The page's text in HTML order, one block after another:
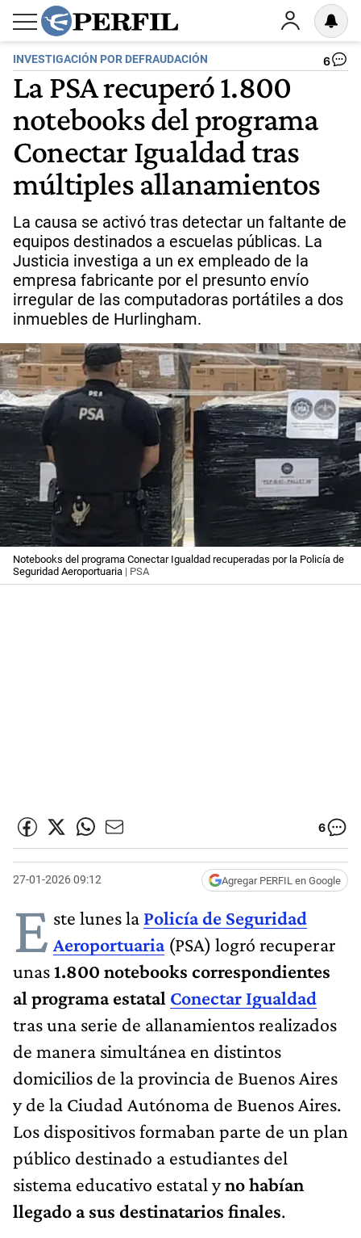
INVESTIGACIÓN POR DEFRAUDACIÓN 6
La PSA recuperó 1.800
notebooks del programa
Conectar Igualdad tras
múltiples allanamientos
La causa se activó tras detectar un faltante de
equipos destinados a escuelas públicas. La
Justicia investiga a un ex empleado de la
empresa fabricante por el presunto envío
irregular de las computadoras portátiles a dos
inmuebles de Hurlingham.
Notebooks del programa Conectar Igualdad recuperadas por la Policía de
Seguridad Aeroportuaria | PSA
6
27-01-2026 09:12 Agregar PERFIL en Google
E ste lunes la Policía de Seguridad
Aeroportuaria(PSA) logró recuperar
unas1.800 notebooks correspondientes
al programa estatal Conectar Igualdad
tras una serie de allanamientos realizados
de manera simultánea en distintos
domicilios de la provincia de Buenos Aires
y de la Ciudad Autónoma de Buenos Aires.
Los dispositivos formaban parte de un plan
público destinado a estudiantes del
sistema educativo estatal yno habían
llegado a sus destinatarios finales.